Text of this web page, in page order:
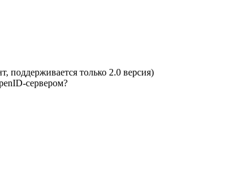
поддерживается только 2.0 версия)
сервером?